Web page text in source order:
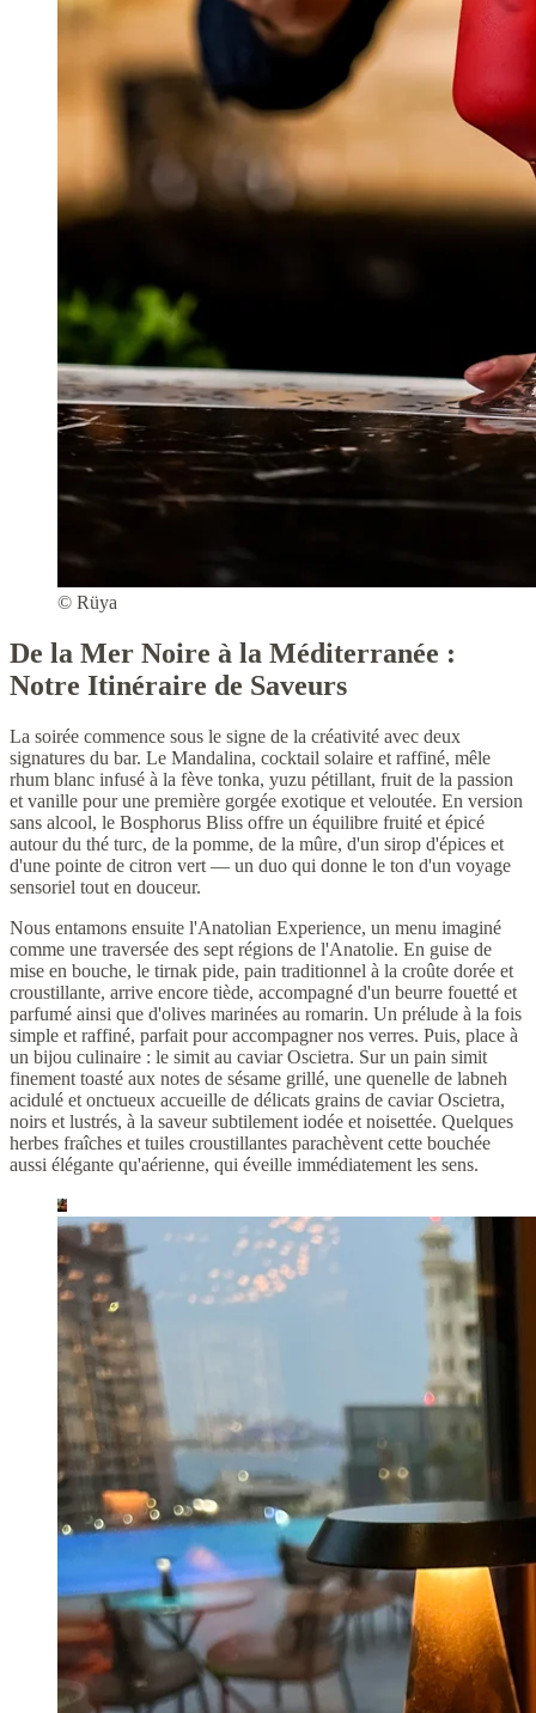
© Rüya
De la Mer Noire à la Méditerranée :
Notre Itinéraire de Saveurs
La soirée commence sous le signe de la créativité avec deux
signatures du bar. Le Mandalina, cocktail solaire et raffiné, mêle
rhum blanc infusé à la fève tonka, yuzu pétillant, fruit de la passion
et vanille pour une première gorgée exotique et veloutée. En version
sans alcool, le Bosphorus Bliss offre un équilibre fruité et épicé
autour du thé turc, de la pomme, de la mûre, d'un sirop d'épices et
d'une pointe de citron vert — un duo qui donne le ton d'un voyage
sensoriel tout en douceur.
Nous entamons ensuite l'Anatolian Experience, un menu imaginé
comme une traversée des sept régions de l'Anatolie. En guise de
mise en bouche, le tirnak pide, pain traditionnel à la croûte dorée et
croustillante, arrive encore tiède, accompagné d'un beurre fouetté et
parfumé ainsi que d'olives marinées au romarin. Un prélude à la fois
simple et raffiné, parfait pour accompagner nos verres. Puis, place à
un bijou culinaire : le simit au caviar Oscietra. Sur un pain simit
finement toasté aux notes de sésame grillé, une quenelle de labneh
acidulé et onctueux accueille de délicats grains de caviar Oscietra,
noirs et lustrés, à la saveur subtilement iodée et noisettée. Quelques
herbes fraîches et tuiles croustillantes parachèvent cette bouchée
aussi élégante qu'aérienne, qui éveille immédiatement les sens.